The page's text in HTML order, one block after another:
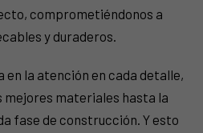
comprometiéndonos a
y duraderos.
en la atención en cada detalle,
mejores materiales hasta la
fase de construcción. Y esto